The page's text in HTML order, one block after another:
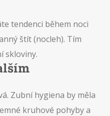
tendenci během noci
štít (nocleh). Tím
skloviny.
Zubní hygiena by měla
kruhové pohyby a